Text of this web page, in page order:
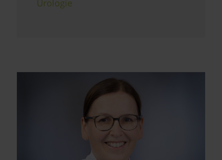
Urologie